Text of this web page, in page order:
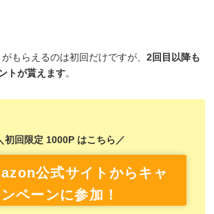
もらえるのは初回だけですが、 2回目以降も
トが貰えます。
初回限定 1000P はこちら／
公式サイトからキャ
ンペーンに参加！